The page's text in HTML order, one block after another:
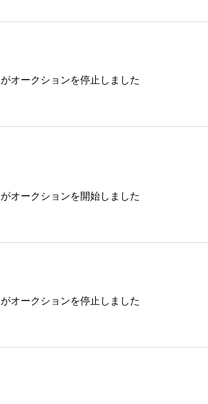
がオークションを停止しました
がオークションを開始しました
がオークションを停止しました